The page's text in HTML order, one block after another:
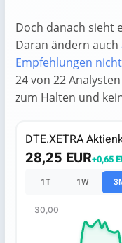
Doch danach sieht
Daran ändern auch
Empfehlungen
24 von 22
zum Halten und
DTE.XETRA
28,25 EUR+0,65
1T 1W
30,00